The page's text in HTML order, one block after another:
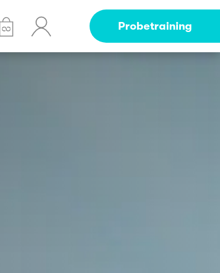
Probetraining